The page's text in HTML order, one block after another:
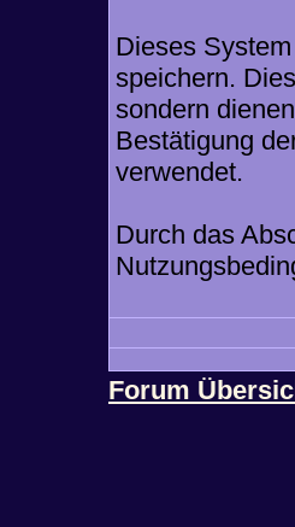
Dieses
speichern.
sondern
Bestätigung
verwendet.
Durch das
Forum